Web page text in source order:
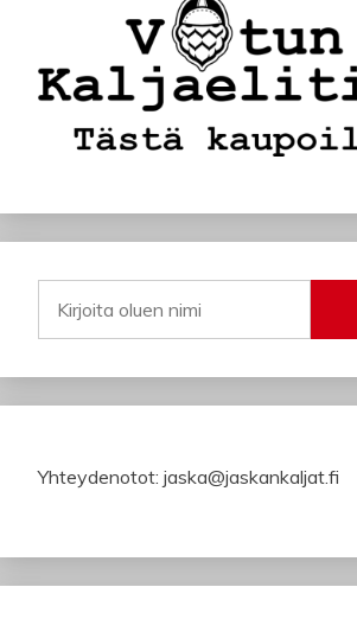
Yhteydenotot: jaska@jaskankaljat.fi